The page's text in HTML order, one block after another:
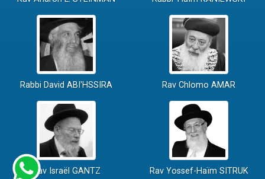
Rabbi David ABI'HSSIRA Rav Chlomo AMAR
Rav Israël GANTZ Rav Yossef-Haïm SITRUK